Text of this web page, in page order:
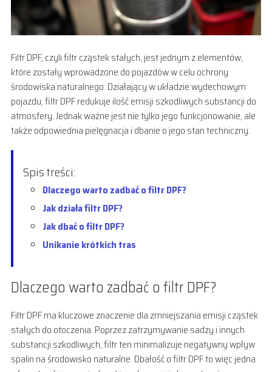
Filtr DPF, czyli filtr cząstek stałych, jest jednym z elementów,
które zostały wprowadzone do pojazdów w celu ochrony
środowiska naturalnego. Działający w układzie wydechowym
pojazdu, filtr DPF redukuje ilość emisji szkodliwych substancji do
atmosfery. Jednak ważne jest nie tylko jego funkcjonowanie, ale
także odpowiednia pielęgnacja i dbanie o jego stan techniczny.
Spis treści:
Dlaczego warto zadbać o filtr DPF?
Jak działa filtr DPF?
Jak dbać o filtr DPF?
Unikanie krótkich tras
Dlaczego warto zadbać o filtr DPF?
Filtr DPF ma kluczowe znaczenie dla zmniejszania emisji cząstek
stałych do otoczenia. Poprzez zatrzymywanie sadzy i innych
substancji szkodliwych, filtr ten minimalizuje negatywny wpływ
spalin na środowisko naturalne. Dbałość o filtr DPF to więc jedna